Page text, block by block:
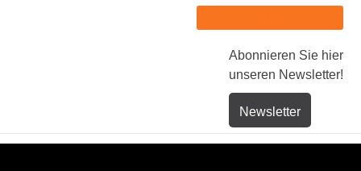
Abonnieren Sie hier
unseren Newsletter!
Newsletter